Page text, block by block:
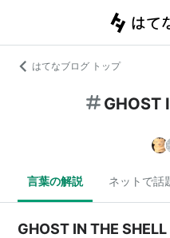
はてなブログ トップ
GHOST
言葉の解説 ネットで話
GHOST IN THE SHELL